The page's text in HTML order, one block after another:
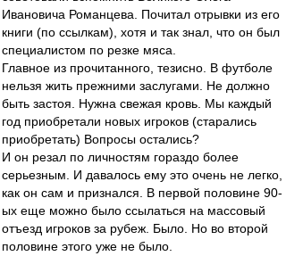
Ивановича Романцева. Почитал отрывки из его
книги (по ссылкам), хотя и так знал, что он был
специалистом по резке мяса.
Главное из прочитанного, тезисно. В футболе
нельзя жить прежними заслугами. Не должно
быть застоя. Нужна свежая кровь. Мы каждый
год приобретали новых игроков (старались
приобретать) Вопросы остались?
И он резал по личностям гораздо более
серьезным. И давалось ему это очень не легко,
как он сам и признался. В первой половине 90-
ых еще можно было ссылаться на массовый
отъезд игроков за рубеж. Было. Но во второй
половине этого уже не было.